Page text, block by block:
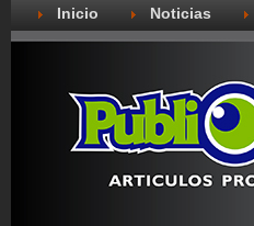
Inicio Noticias